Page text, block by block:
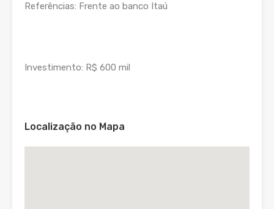
Referências: Frente ao banco Itaú
Investimento: R$ 600 mil
Localização no Mapa